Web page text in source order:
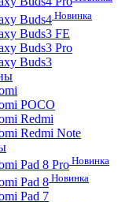
Buds4 Новинка
Buds3 FE
Buds3 Pro
Buds3
POCO
Redmi
Redmi Note
Pad 8 Pro Новинка
Pad 8 Новинка
Pad 7